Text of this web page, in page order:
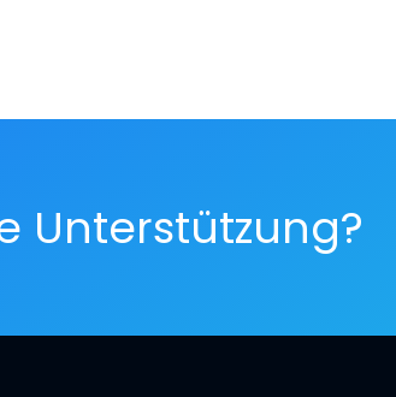
Unterstützung?